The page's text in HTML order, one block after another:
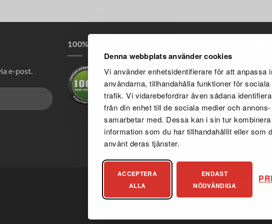
Denna webbplats använder cookies
Vi använder enhetsidentifierare för att anpassa
användarna, tillhandahålla funktioner för
trafik. Vi vidarebefordrar även sådana
från din enhet till de sociala medier och
samarbetar med. Dessa kan i sin tur
information som du har tillhandahållit eller som
använt deras tjänster.
ACCEPTERA
ALLA
ENDAST
NÖDVÄNDIGA
e-post.
100% RENA PRODUKTER
Köpvillkor
Kundtjänst